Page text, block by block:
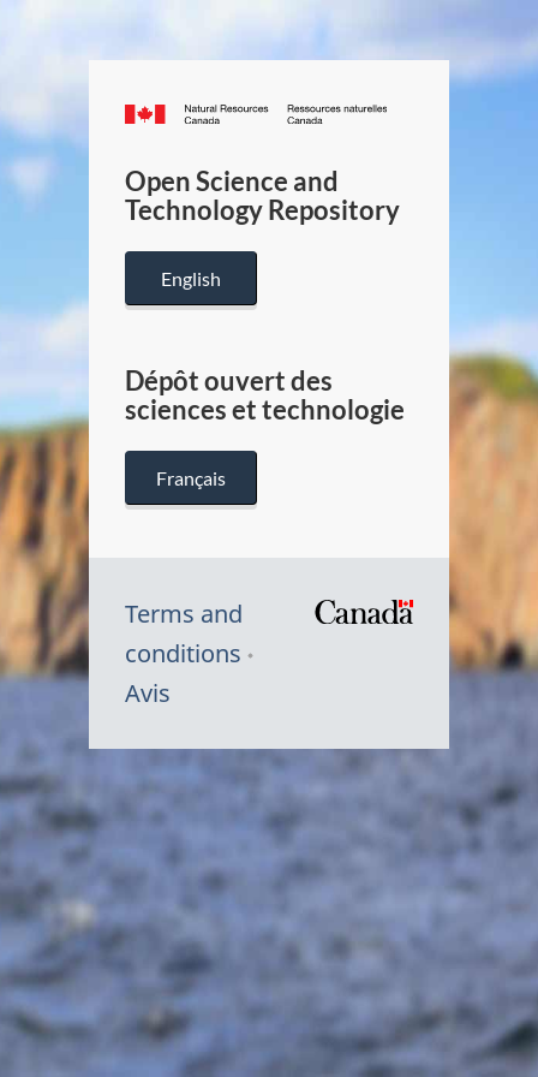
Canada.ca
/
Canada
Open Science and
Technology Repository
English
Dépôt ouvert des
sciences et technologie
Français
Terms and
conditions
Avis
Symbole
Canada